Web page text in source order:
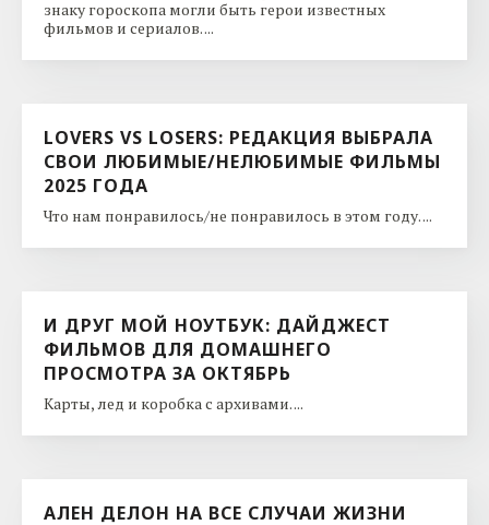
знаку гороскопа могли быть герои известных
фильмов и сериалов. ...
LOVERS VS LOSERS: РЕДАКЦИЯ ВЫБРАЛА
СВОИ ЛЮБИМЫЕ/НЕЛЮБИМЫЕ ФИЛЬМЫ
2025 ГОДА
Что нам понравилось/не понравилось в этом году. ...
И ДРУГ МОЙ НОУТБУК: ДАЙДЖЕСТ
ФИЛЬМОВ ДЛЯ ДОМАШНЕГО
ПРОСМОТРА ЗА ОКТЯБРЬ
Карты, лед и коробка с архивами. ...
АЛЕН ДЕЛОН НА ВСЕ СЛУЧАИ ЖИЗНИ